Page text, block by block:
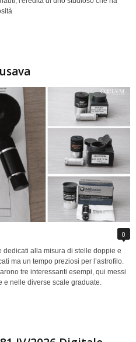
0
alla misura di stelle doppie e
ma un tempo preziosi per l’astrofilo.
tre interessanti esempi, qui messi
e nelle diverse scale graduate.